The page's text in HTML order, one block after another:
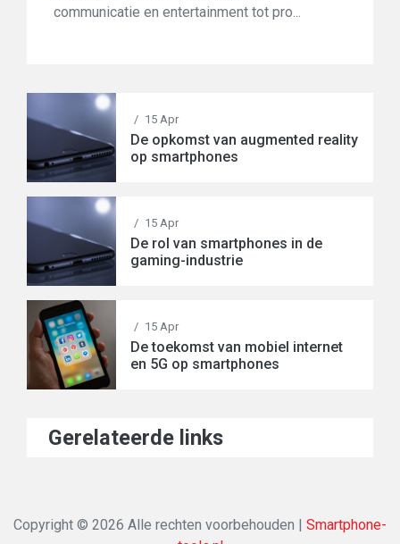
communicatie en entertainment tot pro...
/ 15 Apr
De opkomst van augmented reality
op smartphones
/ 15 Apr
De rol van smartphones in de
gaming-industrie
/ 15 Apr
De toekomst van mobiel internet
en 5G op smartphones
Gerelateerde links
Copyright © 2026 Alle rechten voorbehouden | Smartphone-